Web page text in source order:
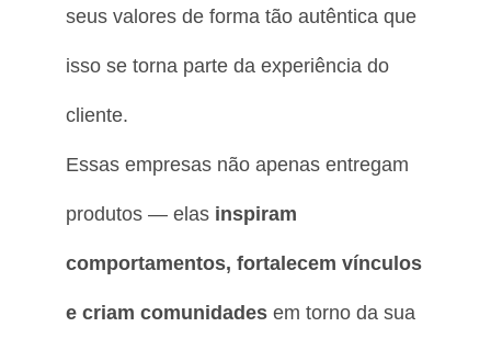
seus valores de forma tão autêntica que
isso se torna parte da experiência do
cliente.
Essas empresas não apenas entregam
produtos — elas inspiram
comportamentos, fortalecem vínculos
e criam comunidades em torno da sua